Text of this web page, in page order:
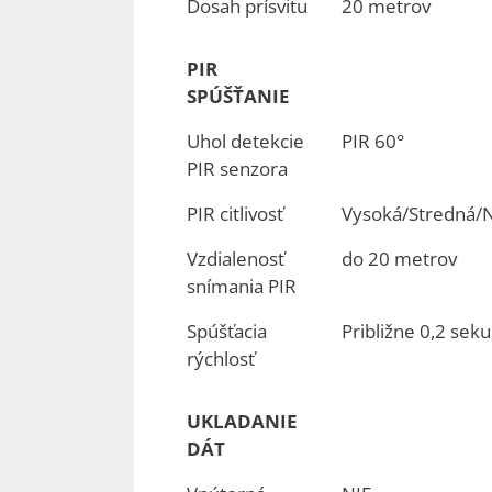
Dosah prísvitu
20 metrov
PIR
SPÚŠŤANIE
Uhol detekcie
PIR senzora
PIR 60°
PIR citlivosť
Vysoká/Stredná/
Vzdialenosť
snímania PIR
do 20 metrov
Spúšťacia
rýchlosť
Približne 0,2
UKLADANIE
DÁT